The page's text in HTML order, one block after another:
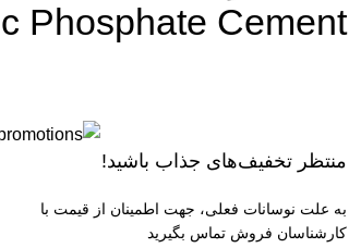
Phosphate Cement
منتظر تخفیف‌های جذاب باشید!
به علت نوسانات فعلی، جهت اطمینان از قیمت با
کارشناسان فروش تماس بگیرید